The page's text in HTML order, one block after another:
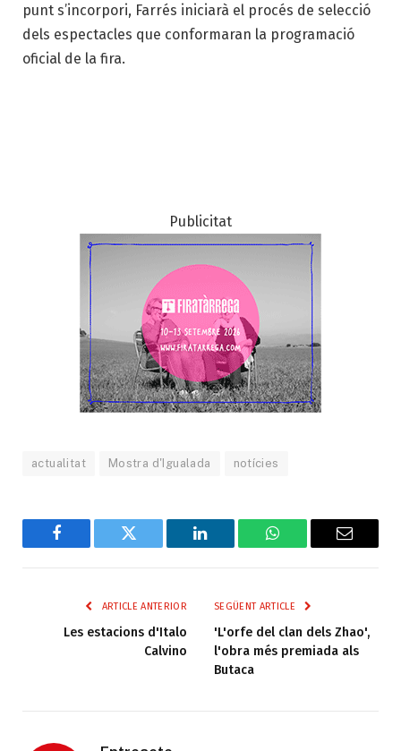
punt s’incorpori, Farrés iniciarà el procés de selecció
dels espectacles que conformaran la programació
oficial de la fira.
Publicitat
actualitat Mostra d'Igualada notícies
Facebook Twitter LinkedIn WhatsAppEmail
ARTICLE ANTERIOR
Les estacions d'Italo
Calvino
SEGÜENT ARTICLE
'L'orfe del clan dels Zhao',
l'obra més premiada als
Butaca